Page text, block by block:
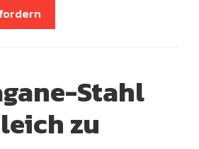
Stahl
zu